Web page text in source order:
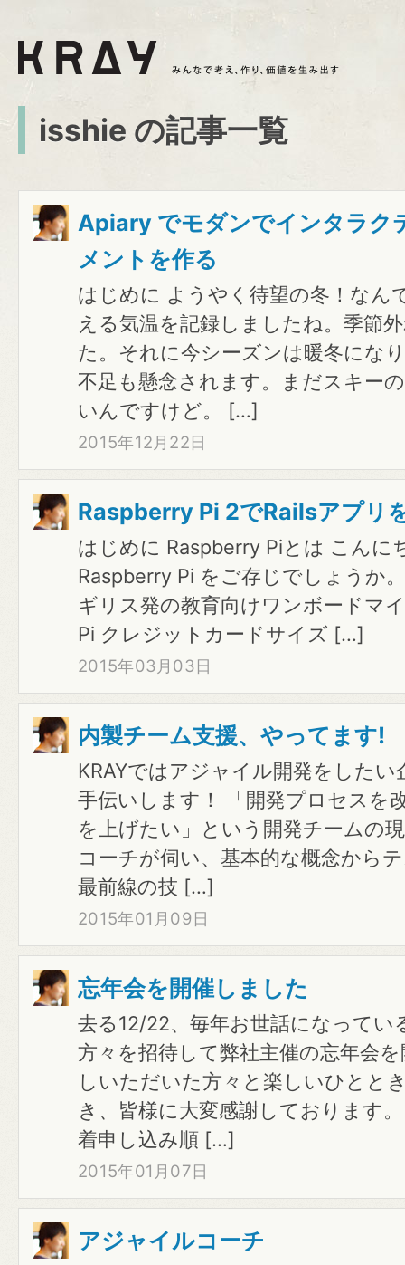
isshie の記事一覧
Apiary でモダンでインタラク
メントを作る
はじめに ようやく待望の冬！な
える気温を記録しましたね。季節
た。それに今シーズンは暖冬にな
不足も懸念されます。まだスキー
いんですけど。 […]
2015年12月22日
Raspberry Pi 2でRailsアプリ
はじめに Raspberry Piとは こんに
Raspberry Pi をご存じでしょうか
ギリス発の教育向けワンボードマ
Pi クレジットカードサイズ […]
2015年03月03日
内製チーム支援、やってます!
KRAYではアジャイル開発をした
手伝いします！ 「開発プロセスを
を上げたい」という開発チームの
コーチが伺い、基本的な概念から
最前線の技 […]
2015年01月09日
忘年会を開催しました
去る12/22、毎年お世話になってい
方々を招待して弊社主催の忘年会
しいただいた方々と楽しいひとと
き、皆様に大変感謝しております
着申し込み順 […]
2015年01月07日
アジャイルコーチ